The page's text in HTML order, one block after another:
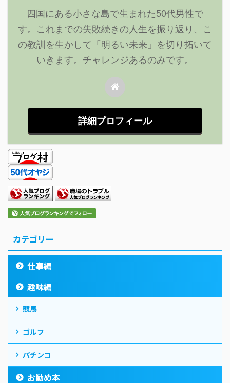
四国にある小さな島で生まれた50代男性で
す。これまでの失敗続きの人生を振り返り、こ
の教訓を生かして「明るい未来」を切り拓いて
いきます。チャレンジあるのみです。
詳細プロフィール
カテゴリー
仕事編
趣味編
競馬
ゴルフ
パチンコ
お勧め本